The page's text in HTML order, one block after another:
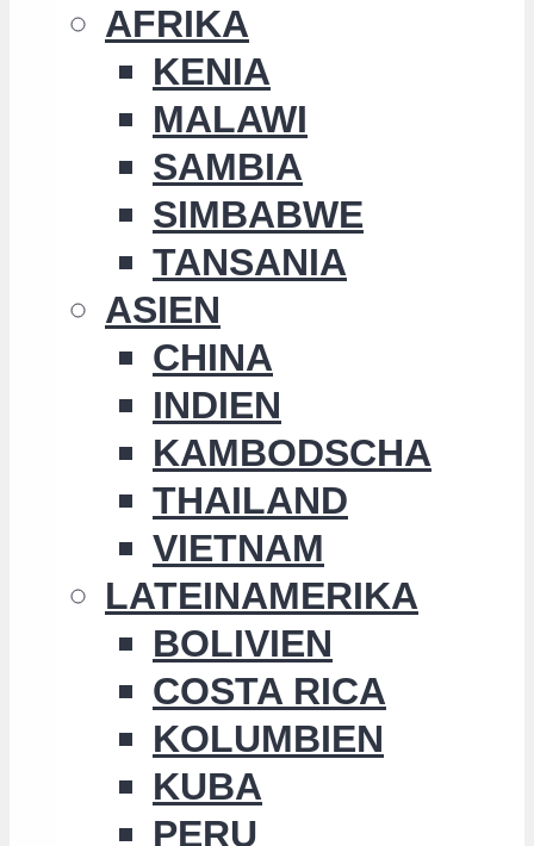
AFRIKA
KENIA
MALAWI
SAMBIA
SIMBABWE
TANSANIA
ASIEN
CHINA
INDIEN
KAMBODSCHA
THAILAND
VIETNAM
LATEINAMERIKA
BOLIVIEN
COSTA RICA
KOLUMBIEN
KUBA
PERU